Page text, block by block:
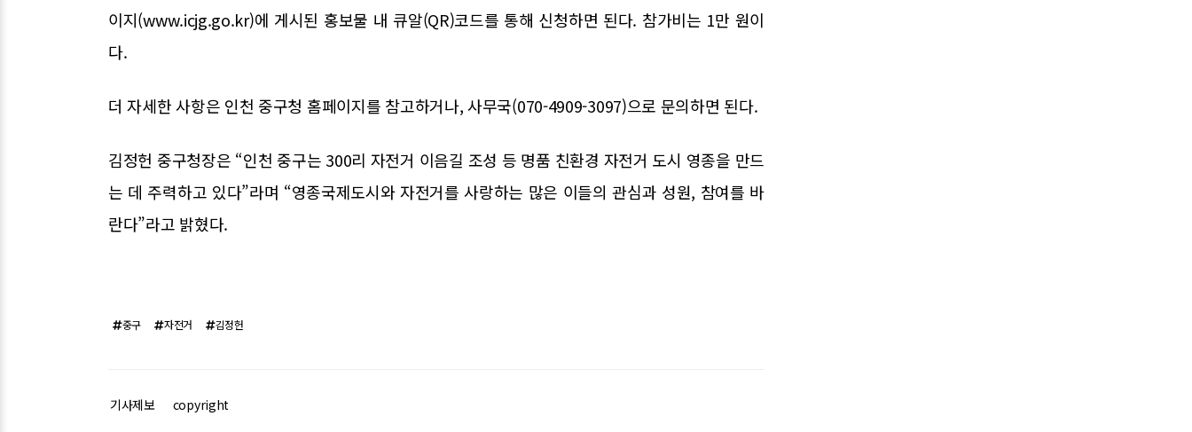
이지(www.icjg.go.kr)에 게시된 홍보물 내 큐알(QR)코드를 통해 신청하면 된다. 참가비는 1만 원이
다.
더 자세한 사항은 인천 중구청 홈페이지를 참고하거나, 사무국(070-4909-3097)으로 문의하면 된다.
김정헌 중구청장은 “인천 중구는 300리 자전거 이음길 조성 등 명품 친환경 자전거 도시 영종을 만드
는 데 주력하고 있다”라며 “영종국제도시와 자전거를 사랑하는 많은 이들의 관심과 성원, 참여를 바
란다”라고 밝혔다.
중구 자전거 김정헌
기사제보 copyright